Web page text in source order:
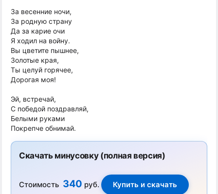
За весенние ночи,
За родную страну
Да за карие очи
Я ходил на войну.
Вы цветите пышнее,
Золотые края,
Ты целуй горячее,
Дорогая моя!
Эй, встречай,
С победой поздравляй,
Белыми руками
Покрепче обнимай.
Скачать минусовку (полная версия)
Стоимость 340 руб.